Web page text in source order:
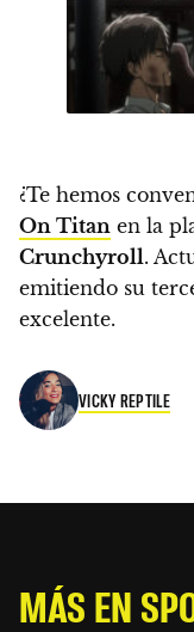
¿Te hemos
On Titan en la
Crunchyroll.
emitiendo su
excelente.
VICKY REPTILE
MÁS EN